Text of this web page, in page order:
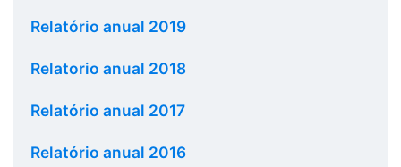
Relatório anual 2019
Relatorio anual 2018
Relatório anual 2017
Relatório anual 2016